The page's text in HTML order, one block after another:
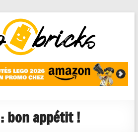
bon appétit !